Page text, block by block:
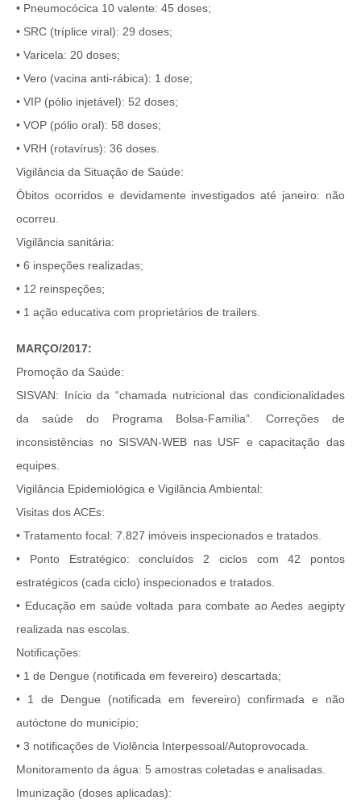
• Pneumocócica 10 valente: 45 doses;
• SRC (tríplice viral): 29 doses;
• Varicela: 20 doses;
• Vero (vacina anti-rábica): 1 dose;
• VIP (pólio injetável): 52 doses;
• VOP (pólio oral): 58 doses;
• VRH (rotavírus): 36 doses.
Vigilância da Situação de Saúde:
Óbitos ocorridos e devidamente investigados até janeiro: não
ocorreu.
Vigilância sanitária:
• 6 inspeções realizadas;
• 12 reinspeções;
• 1 ação educativa com proprietários de trailers.
MARÇO/2017:
Promoção da Saúde:
SISVAN: Início da “chamada nutricional das condicionalidades
da saúde do Programa Bolsa-Família”. Correções de
inconsistências no SISVAN-WEB nas USF e capacitação das
equipes.
Vigilância Epidemiológica e Vigilância Ambiental:
Visitas dos ACEs:
• Tratamento focal: 7.827 imóveis inspecionados e tratados.
• Ponto Estratégico: concluídos 2 ciclos com 42 pontos
estratégicos (cada ciclo) inspecionados e tratados.
• Educação em saúde voltada para combate ao Aedes aegipty
realizada nas escolas.
Notificações:
• 1 de Dengue (notificada em fevereiro) descartada;
• 1 de Dengue (notificada em fevereiro) confirmada e não
autóctone do município;
• 3 notificações de Violência Interpessoal/Autoprovocada.
Monitoramento da água: 5 amostras coletadas e analisadas.
Imunização (doses aplicadas):